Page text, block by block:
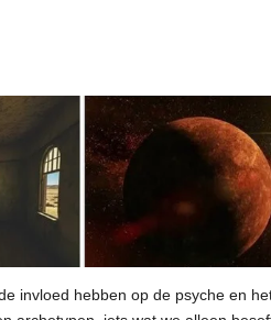
invloed hebben op de psyche en